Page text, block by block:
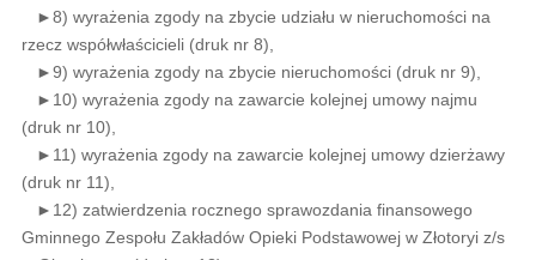
►8) wyrażenia zgody na zbycie udziału w nieruchomości na
rzecz współwłaścicieli (druk nr 8),
►9) wyrażenia zgody na zbycie nieruchomości (druk nr 9),
►10) wyrażenia zgody na zawarcie kolejnej umowy najmu
(druk nr 10),
►11) wyrażenia zgody na zawarcie kolejnej umowy dzierżawy
(druk nr 11),
►12) zatwierdzenia rocznego sprawozdania finansowego
Gminnego Zespołu Zakładów Opieki Podstawowej w Złotoryi z/s